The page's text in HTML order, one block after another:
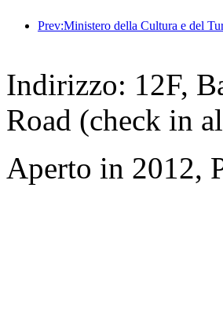
Indirizzo: 12F,
Road (check in
Aperto in 2012,